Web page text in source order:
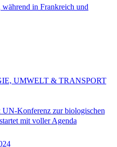
in Frankreich und
UN-Konferenz zur biologischen
mit voller Agenda
UMWELT & TRANSPORT